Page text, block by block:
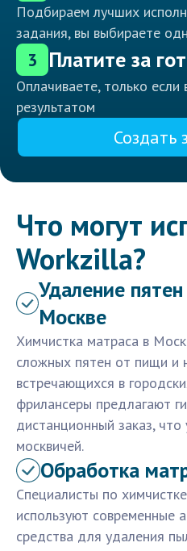
Подбираем лучших
задания, вы выбираете
3 Платите за
Оплачиваете, только
результатом
Создать
Что могут
Workzilla?
Удаление
Москве
Химчистка матраса в
сложных пятен от пищи и
встречающихся в
фрилансеры предлагают
дистанционный заказ,
москвичей.
Обработка
Специалисты по
используют современные
средства для удаления